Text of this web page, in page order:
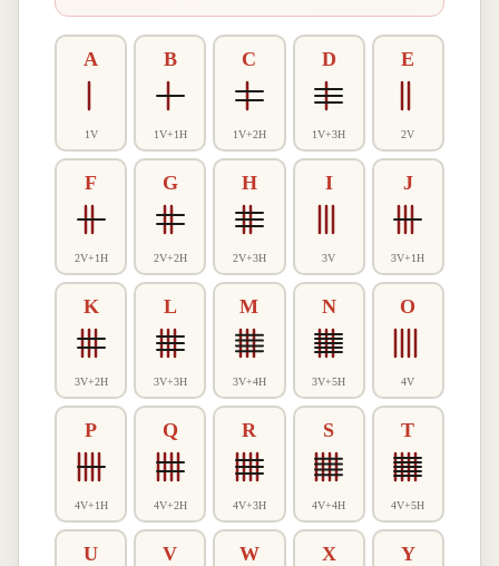
A
1V
B
1V+1H
C
1V+2H
D
1V+3H
E
2V
F
2V+1H
G
2V+2H
H
2V+3H
I
3V
J
3V+1H
K
3V+2H
L
3V+3H
M
3V+4H
N
3V+5H
O
4V
P
4V+1H
Q
4V+2H
R
4V+3H
S
4V+4H
T
4V+5H
U V W X Y